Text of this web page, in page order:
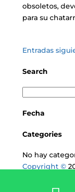
obsoletos,
para su
Entradas
Search
Fecha
Categories
No hay
Copyright ©
Este sitio